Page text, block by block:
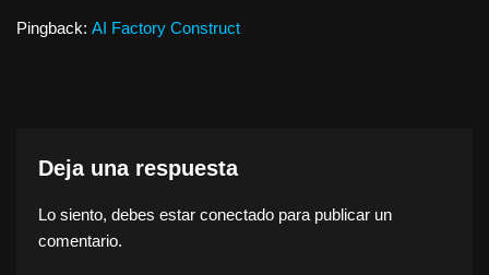
Pingback: AI Factory Construct
Deja una respuesta
Lo siento, debes estar conectado para publicar un
comentario.